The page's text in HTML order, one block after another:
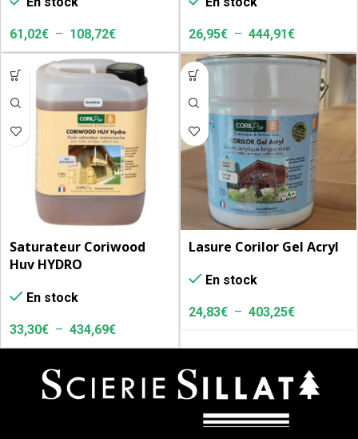
61,02€ – 108,72€ 26,95€ – 444,91€
Saturateur Coriwood
Huv HYDRO
En stock
33,30€ – 434,69€
Lasure Corilor Gel Acryl
En stock
24,83€ – 403,25€